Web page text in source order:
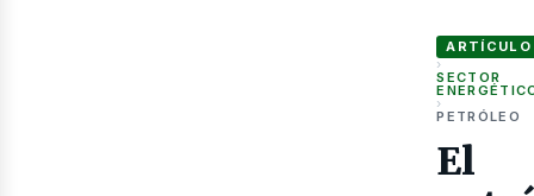
ARTÍCULO
›
SECTOR
›
PETRÓLEO
El